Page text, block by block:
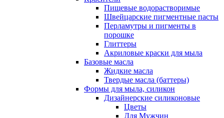
Пищевые водорастворимые
Швейцарские пигментные пасты
Перламутры и пигменты в
порошке
Глиттеры
Акриловые краски для мыла
Базовые масла
Жидкие масла
Твердые масла (баттеры)
Формы для мыла, силикон
Дизайнерские силиконовые
Цветы
Для Мужчин